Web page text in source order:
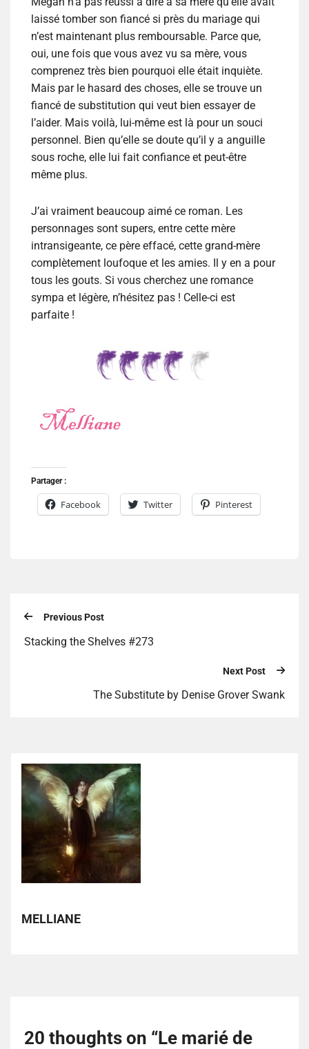
laissé tomber son fiancé si près du mariage qui
n’est maintenant plus remboursable. Parce que,
oui, une fois que vous avez vu sa mère, vous
comprenez très bien pourquoi elle était inquiète.
Mais par le hasard des choses, elle se trouve un
fiancé de substitution qui veut bien essayer de
l’aider. Mais voilà, lui-même est là pour un souci
personnel. Bien qu’elle se doute qu’il y a anguille
sous roche, elle lui fait confiance et peut-être
même plus.
J’ai vraiment beaucoup aimé ce roman. Les
personnages sont supers, entre cette mère
intransigeante, ce père effacé, cette grand-mère
complètement loufoque et les amies. Il y en a pour
tous les gouts. Si vous cherchez une romance
sympa et légère, n’hésitez pas ! Celle-ci est
parfaite !
Partager :
Facebook Twitter Pinterest
Previous Post
Stacking the Shelves #273
Next Post
The Substitute by Denise Grover Swank
MELLIANE
20 thoughts on “Le marié de